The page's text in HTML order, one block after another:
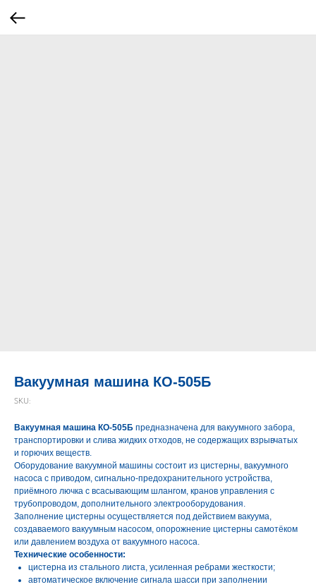
Вакуумная машина КО-505Б
SKU:
Вакуумная машина КО-505Б предназначена для вакуумного забора,
транспортировки и слива жидких отходов, не содержащих взрывчатых
и горючих веществ.
Оборудование вакуумной машины состоит из цистерны, вакуумного
насоса с приводом, сигнально-предохранительного устройства,
приёмного лючка с всасывающим шлангом, кранов управления с
трубопроводом, дополнительного электрооборудования.
Заполнение цистерны осуществляется под действием вакуума,
создаваемого вакуумным насосом, опорожнение цистерны самотёком
или давлением воздуха от вакуумного насоса.
Технические особенности:
цистерна из стального листа, усиленная ребрами жесткости;
автоматическое включение сигнала шасси при заполнении